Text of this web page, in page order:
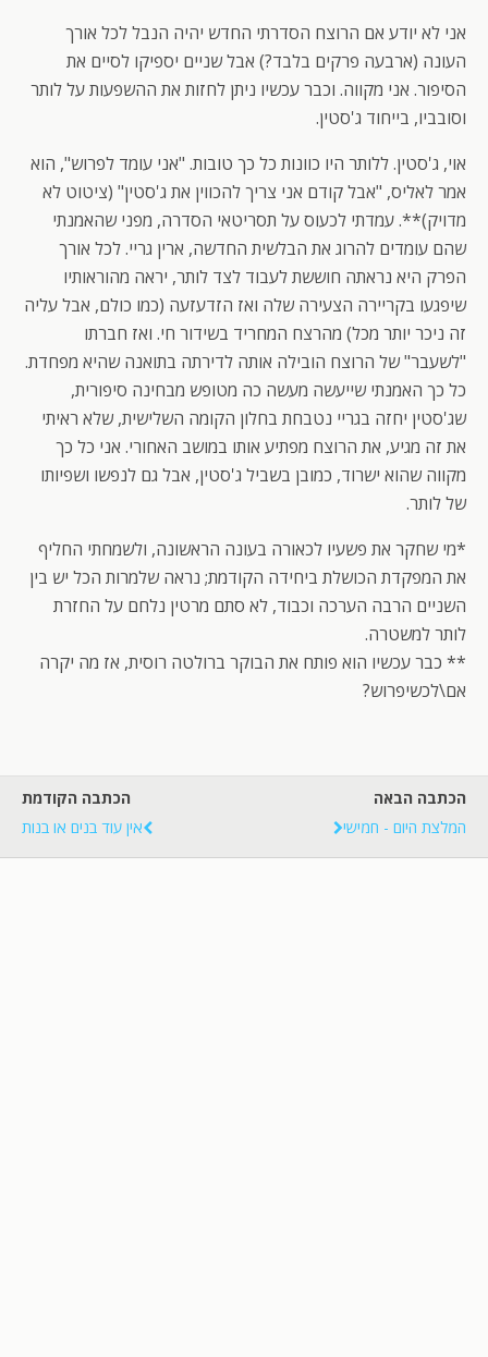
אני לא יודע אם הרוצח הסדרתי החדש יהיה הנבל לכל אורך
העונה (ארבעה פרקים בלבד?) אבל שניים יספיקו לסיים את
הסיפור. אני מקווה. וכבר עכשיו ניתן לחזות את ההשפעות על לותר
וסובביו, בייחוד ג'סטין.
אוי, ג'סטין. ללותר היו כוונות כל כך טובות. "אני עומד לפרוש", הוא
אמר לאליס, "אבל קודם אני צריך להכווין את ג'סטין" (ציטוט לא
מדויק)**. עמדתי לכעוס על תסריטאי הסדרה, מפני שהאמנתי
שהם עומדים להרוג את הבלשית החדשה, ארין גריי. לכל אורך
הפרק היא נראתה חוששת לעבוד לצד לותר, יראה מהוראותיו
שיפגעו בקריירה הצעירה שלה ואז הזדעזעה (כמו כולם, אבל עליה
זה ניכר יותר מכל) מהרצח המחריד בשידור חי. ואז חברתו
"לשעבר" של הרוצח הובילה אותה לדירתה בתואנה שהיא מפחדת.
כל כך האמנתי שייעשה מעשה כה מטופש מבחינה סיפורית,
שג'סטין יחזה בגריי נטבחת בחלון הקומה השלישית, שלא ראיתי
את זה מגיע, את הרוצח מפתיע אותו במושב האחורי. אני כל כך
מקווה שהוא ישרוד, כמובן בשביל ג'סטין, אבל גם לנפשו ושפיותו
של לותר.
*מי שחקר את פשעיו לכאורה בעונה הראשונה, ולשמחתי החליף
את המפקדת הכושלת ביחידה הקודמת; נראה שלמרות הכל יש בין
השניים הרבה הערכה וכבוד, לא סתם מרטין נלחם על החזרת
לותר למשטרה.
** כבר עכשיו הוא פותח את הבוקר ברולטה רוסית, אז מה יקרה
אם\לכשיפרוש?
הכתבה הקודמת
אין עוד בנים או בנות
הכתבה הבאה
המלצת היום - חמישי